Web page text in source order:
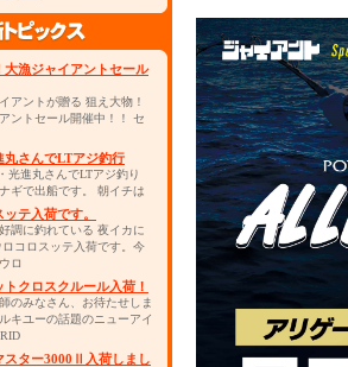
大漁ジャイアントセール
アントが贈る 狙え大物！
ントセール開催中！！ セ
丸さんでLTアジ釣行
光進丸さんでLTアジ釣り
ギで出船です。 朝イチは
テ入荷です。
調に釣れている 夜イカに
ロコロスッテ入荷です。今
ロ
トクロスクルール入荷！
師のみなさん、お待たせしま
キユーの話題のニューアイ
スター3000Ⅱ入荷しまし